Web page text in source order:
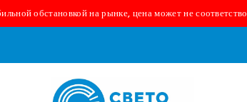
обстановкой на рынке, цена может не